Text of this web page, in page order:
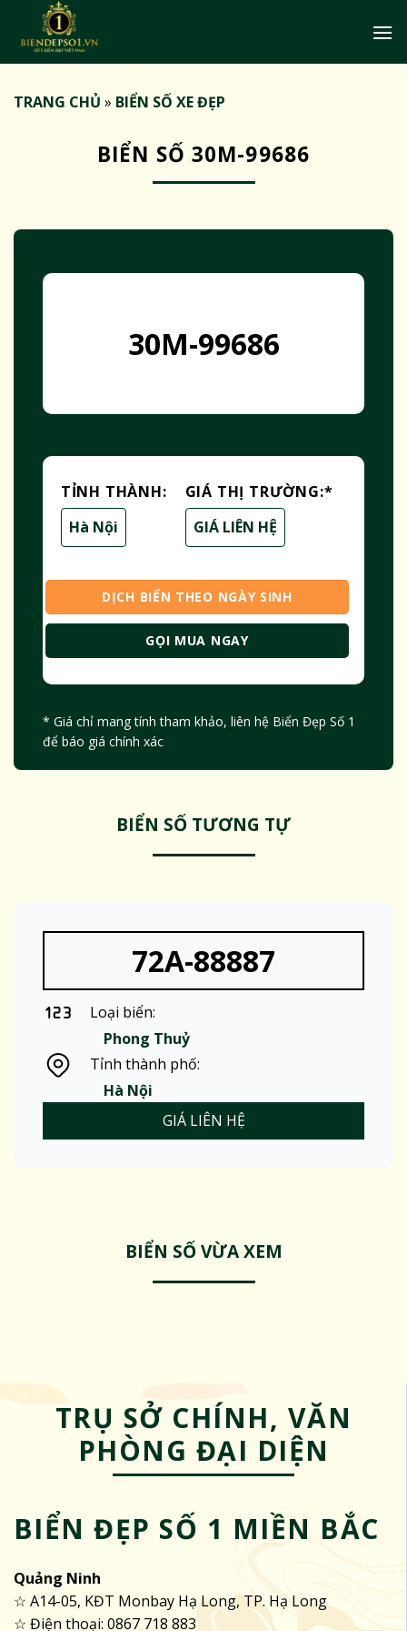
TRANG CHỦ » BIỂN SỐ XE ĐẸP
BIỂN SỐ 30M-99686
30M-99686
TỈNH THÀNH:
Hà Nội
GIÁ THỊ TRƯỜNG:*
GIÁ LIÊN HỆ
DỊCH BIỂN THEO NGÀY SINH
GỌI MUA NGAY
* Giá chỉ mang tính tham khảo, liên hệ Biển Đẹp Số 1
để báo giá chính xác
BIỂN SỐ TƯƠNG TỰ
72A-88887
Loại biển:
Phong Thuỷ
Tỉnh thành phố:
Hà Nội
GIÁ LIÊN HỆ
BIỂN SỐ VỪA XEM
TRỤ SỞ CHÍNH, VĂN
PHÒNG ĐẠI DIỆN
BIỂN ĐẸP SỐ 1 MIỀN BẮC
Quảng Ninh
☆ A14-05, KĐT Monbay Hạ Long, TP. Hạ Long
☆ Điện thoại: 0867 718 883